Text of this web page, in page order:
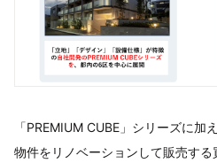
「PREMIUM CUBE」シリーズに
物件をリノベーションして販売す